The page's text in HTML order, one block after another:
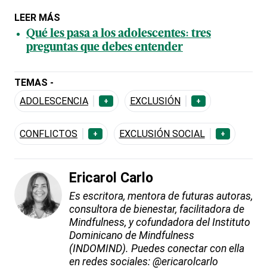
LEER MÁS
Qué les pasa a los adolescentes: tres
preguntas que debes entender
TEMAS -
ADOLESCENCIA
+ EXCLUSIÓN +
CONFLICTOS + EXCLUSIÓN SOCIAL +
Ericarol Carlo
Es escritora, mentora de futuras autoras,
consultora de bienestar, facilitadora de
Mindfulness, y cofundadora del Instituto
Dominicano de Mindfulness
(INDOMIND). Puedes conectar con ella
en redes sociales: @ericarolcarlo